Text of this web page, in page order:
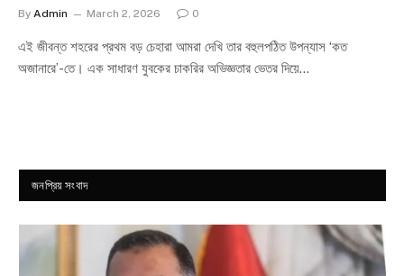
By Admin March 2, 2026 0
এই জীবন্ত শহরের প্রথম বড় চেহারা আমরা দেখি তার বহুলপঠিত উপন্যাস ‘কত
অজানারে’-তে। এক সাধারণ যুবকের চাকরির অভিজ্ঞতার ভেতর দিয়ে…
জনপ্রিয় সংবাদ